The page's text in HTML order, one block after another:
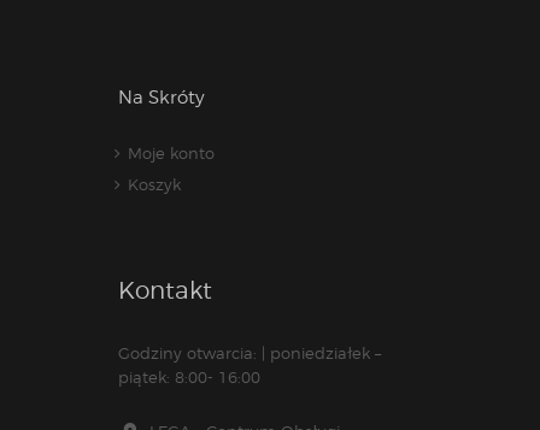
Na Skróty
Moje konto
Koszyk
Kontakt
Godziny otwarcia: | poniedziałek –
piątek: 8:00- 16:00